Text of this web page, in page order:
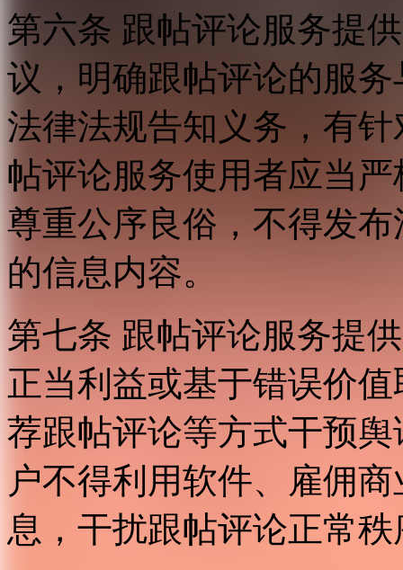
第六条 跟帖评论服务提
议，明确跟帖评论的服
法律法规告知义务，有
帖评论服务使用者应当
尊重公序良俗，不得发
的信息内容。
第七条 跟帖评论服务提
正当利益或基于错误价
荐跟帖评论等方式干预
户不得利用软件、雇佣
息，干扰跟帖评论正常